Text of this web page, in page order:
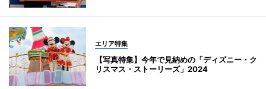
エリア特集
【写真特集】今年で見納めの「ディズニー・ク
リスマス・ストーリーズ」2024